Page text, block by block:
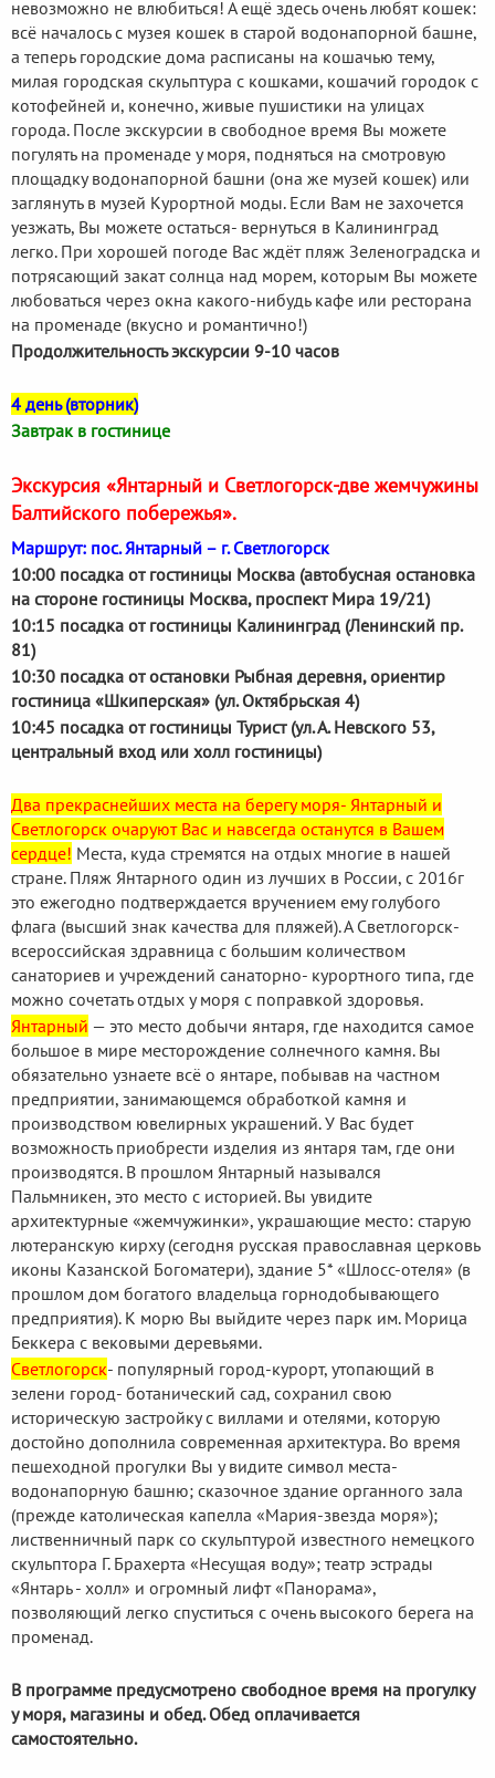
невозможно не влюбиться! А ещё здесь очень любят кошек:
всё началось с музея кошек в старой водонапорной башне,
а теперь городские дома расписаны на кошачью тему,
милая городская скульптура с кошками, кошачий городок с
котофейней и, конечно, живые пушистики на улицах
города. После экскурсии в свободное время Вы можете
погулять на променаде у моря, подняться на смотровую
площадку водонапорной башни (она же музей кошек) или
заглянуть в музей Курортной моды. Если Вам не захочется
уезжать, Вы можете остаться- вернуться в Калининград
легко. При хорошей погоде Вас ждёт пляж Зеленоградска и
потрясающий закат солнца над морем, которым Вы можете
любоваться через окна какого-нибудь кафе или ресторана
на променаде (вкусно и романтично!)
Продолжительность экскурсии 9-10 часов
4 день (вторник)
Завтрак в гостинице
Экскурсия «Янтарный и Светлогорск-две жемчужины
Балтийского побережья».
Маршрут: пос. Янтарный – г. Светлогорск
10:00 посадка от гостиницы Москва (автобусная остановка
на стороне гостиницы Москва, проспект Мира 19/21)
10:15 посадка от гостиницы Калининград (Ленинский пр.
81)
10:30 посадка от остановки Рыбная деревня, ориентир
гостиница «Шкиперская» (ул. Октябрьская 4)
10:45 посадка от гостиницы Турист (ул. А. Невского 53,
центральный вход или холл гостиницы)
Два прекраснейших места на берегу моря- Янтарный и
Светлогорск очаруют Вас и навсегда останутся в Вашем
сердце! Места, куда стремятся на отдых многие в нашей
стране. Пляж Янтарного один из лучших в России, с 2016г
это ежегодно подтверждается вручением ему голубого
флага (высший знак качества для пляжей). А Светлогорск-
всероссийская здравница с большим количеством
санаториев и учреждений санаторно- курортного типа, где
можно сочетать отдых у моря с поправкой здоровья.
Янтарный — это место добычи янтаря, где находится самое
большое в мире месторождение солнечного камня. Вы
обязательно узнаете всё о янтаре, побывав на частном
предприятии, занимающемся обработкой камня и
производством ювелирных украшений. У Вас будет
возможность приобрести изделия из янтаря там, где они
производятся. В прошлом Янтарный назывался
Пальмникен, это место с историей. Вы увидите
архитектурные «жемчужинки», украшающие место: старую
лютеранскую кирху (сегодня русская православная церковь
иконы Казанской Богоматери), здание 5* «Шлосс-отеля» (в
прошлом дом богатого владельца горнодобывающего
предприятия). К морю Вы выйдите через парк им. Морица
Беккера с вековыми деревьями.
Светлогорск- популярный город-курорт, утопающий в
зелени город- ботанический сад, сохранил свою
историческую застройку с виллами и отелями, которую
достойно дополнила современная архитектура. Во время
пешеходной прогулки Вы у видите символ места-
водонапорную башню; сказочное здание органного зала
(прежде католическая капелла «Мария-звезда моря»);
лиственничный парк со скульптурой известного немецкого
скульптора Г. Брахерта «Несущая воду»; театр эстрады
«Янтарь - холл» и огромный лифт «Панорама»,
позволяющий легко спуститься с очень высокого берега на
променад.
В программе предусмотрено свободное время на прогулку
у моря, магазины и обед. Обед оплачивается
самостоятельно.